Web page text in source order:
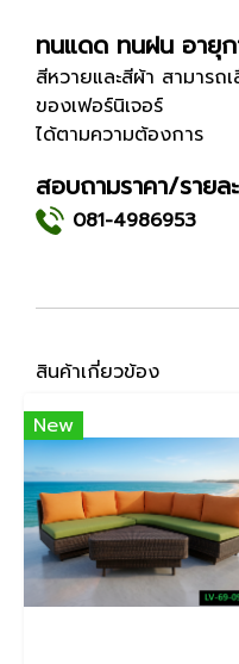
ทนแดด ทนฝน อายุ
สีหวายและสีผ้า สามารถ
ของเฟอร์นิเจอร์
ได้ตามความต้องการ
สอบถามราคา/ราย
081-4986953
สินค้าเกี่ยวข้อง
New